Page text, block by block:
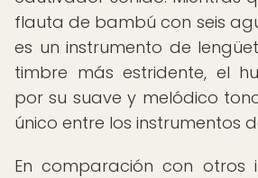
flauta de bambú con seis
es un instrumento de
timbre más estridente, el
por su suave y melódico
único entre los instrumentos
En comparación con otros